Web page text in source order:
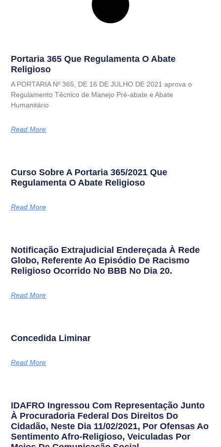
Portaria 365 Que Regulamenta O Abate
Religioso
A PORTARIA Nº 365, DE 16 DE JULHO DE 2021 aprova o
Regulamento Técnico de Manejo Pré-abate e Abate
Humanitário
Read More
Curso Sobre A Portaria 365/2021 Que
Regulamenta O Abate Religioso
Read More
Notificação Extrajudicial Endereçada À Rede
Globo, Referente Ao Episódio De Racismo
Religioso Ocorrido No BBB No Dia 20.
Read More
Concedida Liminar
Read More
IDAFRO Ingressou Com Representação Junto
À Procuradoria Federal Dos Direitos Do
Cidadão, Neste Dia 11/02/2021, Por Ofensas Ao
Sentimento Afro-Religioso, Veiculadas Por